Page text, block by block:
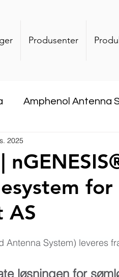
Produsenter
Amphenol Antenna
Company
AS
2025
Antenna System) leveres
løsningen for